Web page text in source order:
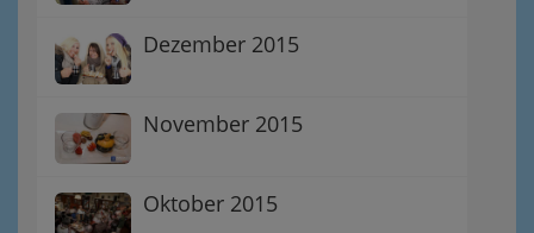
Dezember 2015
November 2015
Oktober 2015